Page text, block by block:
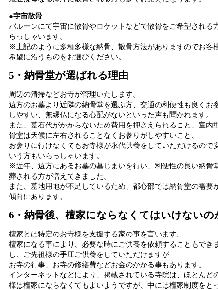
●宇宙散骨
バルーンにて宇宙に散骨やロケットなどで散骨をご希望される
らっしゃいます。
※上記のように多種多様な納骨、散骨方法がありますのでお客
希望に沿うものをお選びください。
5・納骨堂が選ばれる理由
周辺の清掃などお寺が管理いたします。
遠方のお墓より近隣の納骨堂を選ぶ方、交通の利便性も良くお
しやすい、無縁仏になる心配がないといった声も聞かれます。
また、墓石代がかからないため費用を押さえられること、室内
骨堂は天候に左右されることなくお参りがしやすいこと、
お参りに行けなくてもお寺様が永代供養をしていただけるので
いう方もいらっしゃいます。
※近年、遠方にあるお墓の墓じまいを行い、利便性の良い納骨
葬される方が増えてきました。
また、墓地用地が不足しているため、都心部では納骨堂の需要
傾向にあります。
6・納骨後、檀家にならなくてはいけないの
檀家とは特定のお寺様を支援する家の事を言います。
檀家になる事により、必要な時にご供養を依頼することもでき
し、ご先祖様の手圧ご供養をしていただけますが
お寺の行事、お寺の修繕費などお金のかかる事もあります。
インターネットなどにより、掲載されている寺院は、ほとんど
様は檀家にならなくてもよいようですが、中には檀家制度をと